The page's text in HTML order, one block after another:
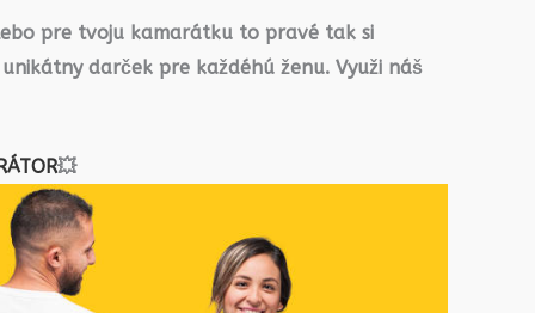
pre tvoju kamarátku to pravé tak si
darček pre každéhú ženu. Využi náš
💥